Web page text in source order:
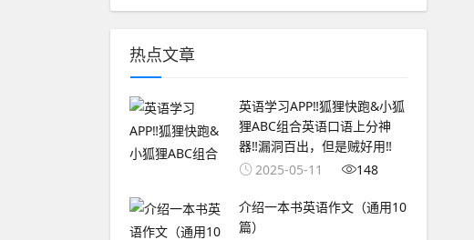
热点文章
英语学习APP‼️狐狸快跑&小狐
狸ABC组合英语口语上分神
器‼️漏洞百出，但是贼好用‼️
2025-05-11
148
介绍一本书英语作文（通用10
篇）